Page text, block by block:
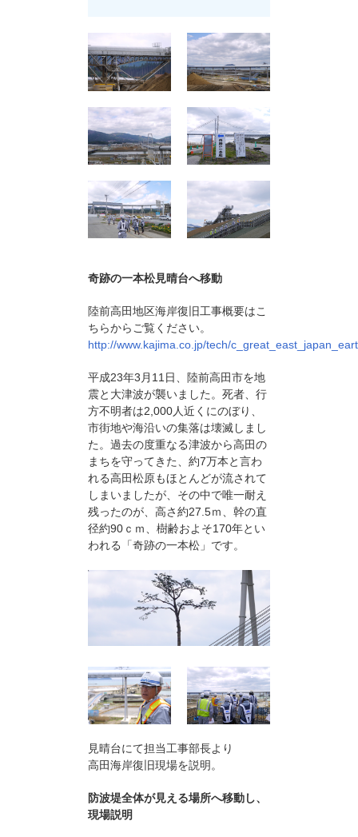
奇跡の一本松見晴台へ移動
陸前高田地区海岸復旧工事概要はこ
ちらからご覧ください。
http://www.kajima.co.jp/tech/
平成23年3月11日、陸前高田市を地
震と大津波が襲いました。死者、行
方不明者は2,000人近くにのぼり、
市街地や海沿いの集落は壊滅しまし
た。過去の度重なる津波から高田の
まちを守ってきた、約7万本と言わ
れる高田松原もほとんどが流されて
しまいましたが、その中で唯一耐え
残ったのが、高さ約27.5ｍ、幹の直
径約90ｃｍ、樹齢およそ170年とい
われる「奇跡の一本松」です。
見晴台にて担当工事部長より
高田海岸復旧現場を説明。
防波堤全体が見える場所へ移動し、
現場説明